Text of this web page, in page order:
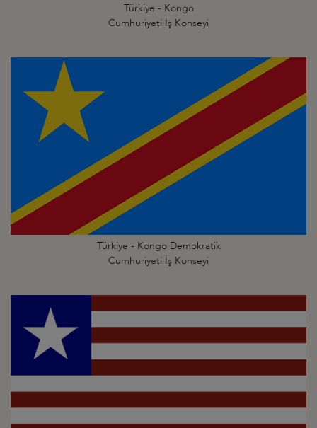
Türkiye - Kongo
Cumhuriyeti İş Konseyi
Türkiye - Kongo Demokratik
Cumhuriyeti İş Konseyi